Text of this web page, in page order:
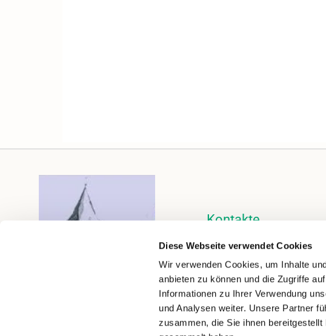
Diese Webseite verwendet Cookies
Wir verwenden Cookies, um Inhalte
anbieten zu können und die Zugriffe
Informationen zu Ihrer Verwendung
und Analysen weiter. Unsere Partner
zusammen, die Sie ihnen
Kontakte
Kalender
Instagram